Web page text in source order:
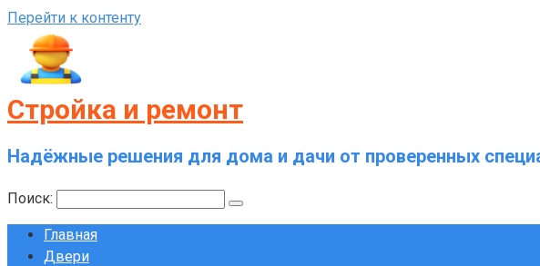
Перейти к контенту
Стройка и ремонт
Надёжные решения для дома и дачи от проверенных
Поиск:
Главная
Двери